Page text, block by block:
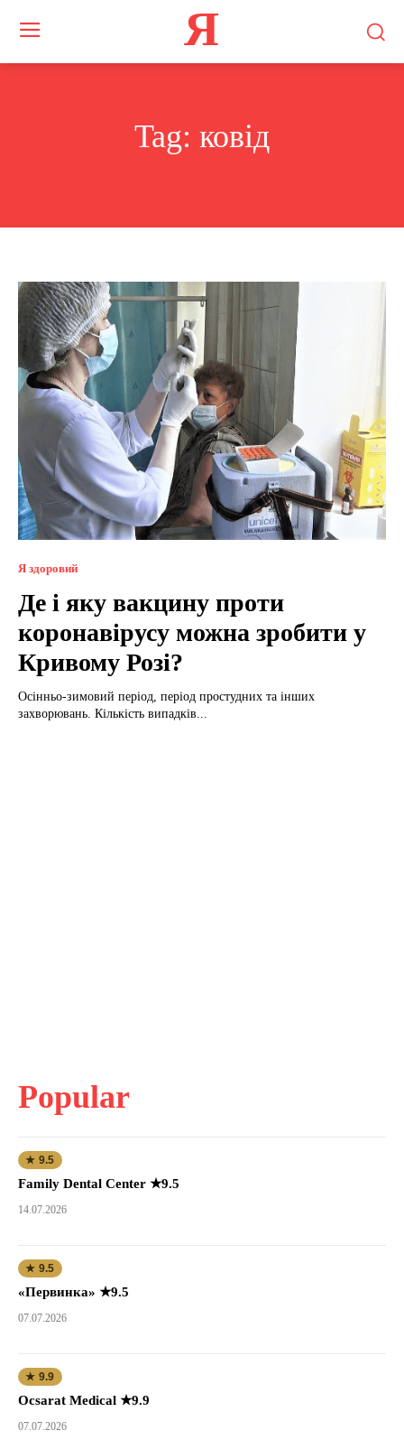
Я
Tag: ковід
Я здоровий
Де і яку вакцину проти
коронавірусу можна зробити у
Кривому Розі?
Осінньо-зимовий період, період простудних та інших
захворювань. Кількість випадків...
Popular
★ 9.5
Family Dental Center ★9.5
14.07.2026
★ 9.5
«Первинка» ★9.5
07.07.2026
★ 9.9
Ocsarat Medical ★9.9
07.07.2026